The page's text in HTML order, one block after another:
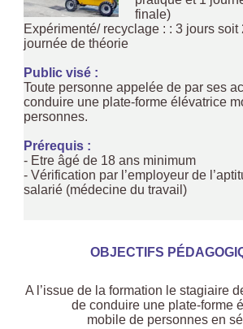
finale)
Expérimenté/ recyclage : : 3 jours soit
journée de théorie
Public visé :
Toute personne appelée de par ses
conduire une plate-forme élévatrice
personnes.
Prérequis :
- Etre âgé de 18 ans minimum
- Vérification par l’employeur de
salarié (médecine du travail)
OBJECTIFS
A l’issue de la formation le stagiaire
de conduire une plate-forme
mobile de personnes en